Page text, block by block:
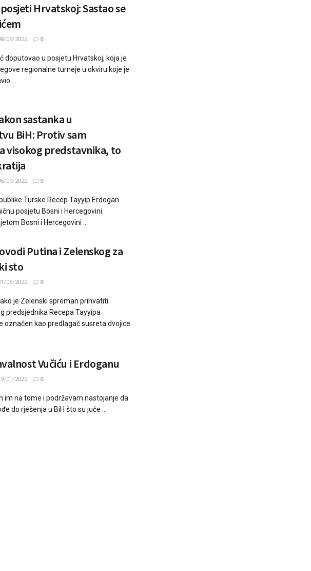
Hrvatskoj: Sastao se
09/2022 0
doputovao u posjetu Hrvatskoj, koja je
regionalne turneje u okviru koje je
...
sastanka u
BiH: Protiv sam
visokog predstavnika, to
09/2022 0
Turske Recep Tayyip Erdogan
posjetu Bosni i Hercegovini.
Bosni i Hercegovini ...
Putina i Zelenskog za
sto
05/2022 0
je Zelenski spreman prihvatiti
predsjednika Recepa Tayyipa
označen kao predlagač susreta dvojice
Vučiću i Erdoganu
01/2022 0
im na tome i podržavam nastojanje da
do rješenja u BiH što su juče ...